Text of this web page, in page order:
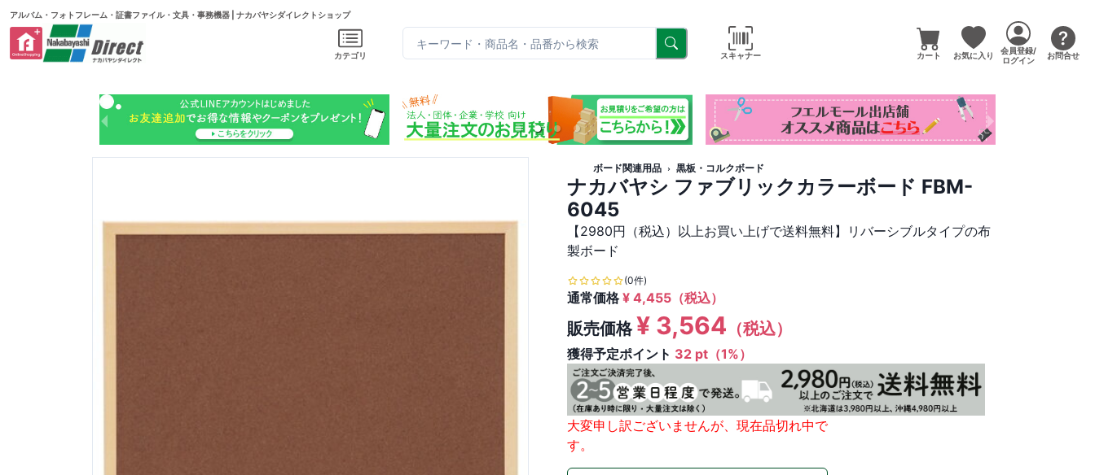
アルバム・フォトフレーム・証書ファイル・文具・事務機器 | ナカバヤシダイレクトショップ
カテゴリ スキャナー カート お気に入り
会員登録/
ログイン
お問合せ
ボード関連用品 黒板・コルクボード
ナカバヤシ ファブリックカラーボード FBM-
6045
【2980円（税込）以上お買い上げで送料無料】リバーシブルタイプの布
製ボード
(0件)
通常価格¥ 4,455 （税込）
販売価格¥ 3,564 （税込）
獲得予定ポイント 32 pt（1%）
大変申し訳ございませんが、現在品切れ中で
す。